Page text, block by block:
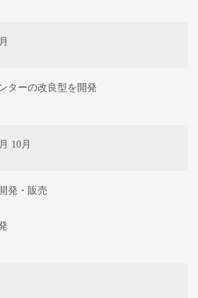
ターの改良型を開発
10月
発・販売